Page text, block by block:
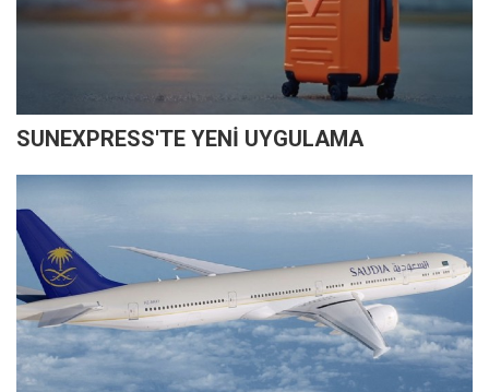
SUNEXPRESS'TE YENİ UYGULAMA